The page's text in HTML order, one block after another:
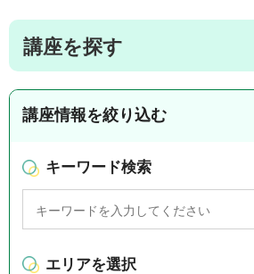
講座を探す
講座情報を絞り込む
キーワード検索
エリアを選択